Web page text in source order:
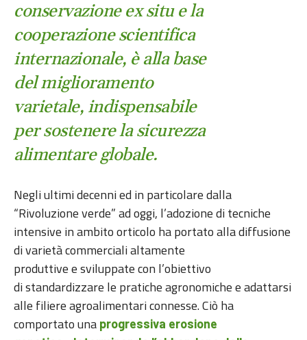
conservazione ex situ e la
cooperazione scientifica
internazionale, è alla base
del miglioramento
varietale, indispensabile
per sostenere la sicurezza
alimentare globale.
Negli ultimi decenni ed in particolare dalla
“Rivoluzione verde” ad oggi, l’adozione di tecniche
intensive in ambito orticolo ha portato alla diffusione
di varietà commerciali altamente
produttive e sviluppate con l’obiettivo
di standardizzare le pratiche agronomiche e adattarsi
alle filiere agroalimentari connesse. Ciò ha
comportato una progressiva erosione